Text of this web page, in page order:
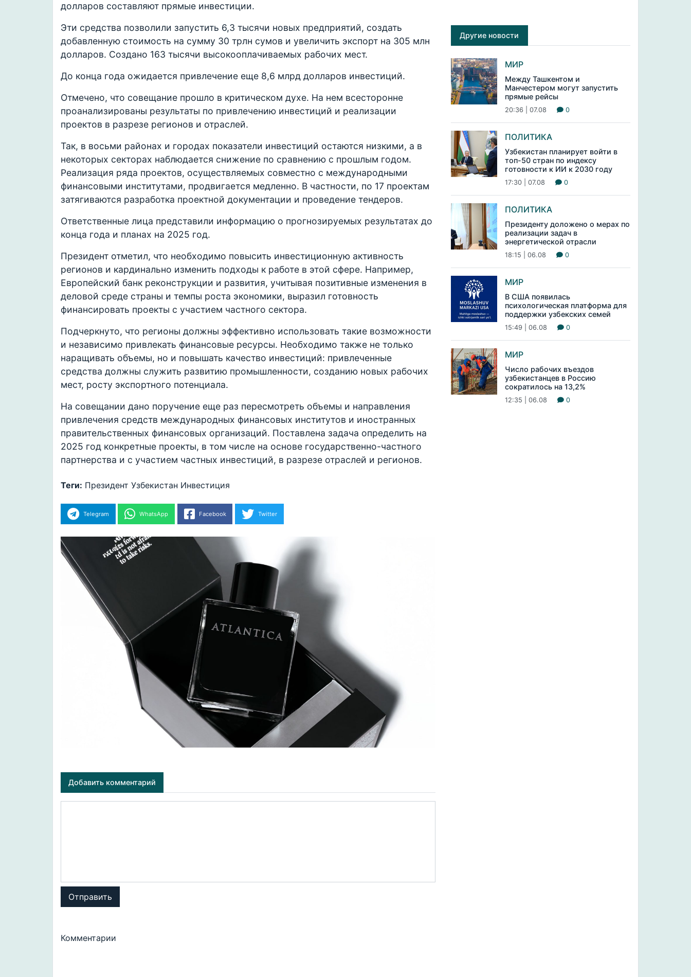
долларов составляют прямые инвестиции.
Эти средства позволили запустить 6,3 тысячи новых предприятий, создать
добавленную стоимость на сумму 30 трлн сумов и увеличить экспорт на 305 млн
долларов. Создано 163 тысячи высокооплачиваемых рабочих мест.
До конца года ожидается привлечение еще 8,6 млрд долларов инвестиций.
Отмечено, что совещание прошло в критическом духе. На нем всесторонне
проанализированы результаты по привлечению инвестиций и реализации
проектов в разрезе регионов и отраслей.
Так, в восьми районах и городах показатели инвестиций остаются низкими, а в
некоторых секторах наблюдается снижение по сравнению с прошлым годом.
Реализация ряда проектов, осуществляемых совместно с международными
финансовыми институтами, продвигается медленно. В частности, по 17 проектам
затягиваются разработка проектной документации и проведение тендеров.
Ответственные лица представили информацию о прогнозируемых результатах до
конца года и планах на 2025 год.
Президент отметил, что необходимо повысить инвестиционную активность
регионов и кардинально изменить подходы к работе в этой сфере. Например,
Европейский банк реконструкции и развития, учитывая позитивные изменения в
деловой среде страны и темпы роста экономики, выразил готовность
финансировать проекты с участием частного сектора.
Подчеркнуто, что регионы должны эффективно использовать такие возможности
и независимо привлекать финансовые ресурсы. Необходимо также не только
наращивать объемы, но и повышать качество инвестиций: привлеченные
средства должны служить развитию промышленности, созданию новых рабочих
мест, росту экспортного потенциала.
На совещании дано поручение еще раз пересмотреть объемы и направления
привлечения средств международных финансовых институтов и иностранных
правительственных финансовых организаций. Поставлена задача определить на
2025 год конкретные проекты, в том числе на основе государственно-частного
партнерства и с участием частных инвестиций, в разрезе отраслей и регионов.
Теги: Президент Узбекистан Инвестиция
Telegram WhatsApp Facebook Twitter
Добавить комментарий
Отправить
Комментарии
Другие новости
МИР
Между Ташкентом и
Манчестером могут запустить
прямые рейсы
20:36 | 07.08 0
ПОЛИТИКА
Узбекистан планирует войти в
топ-50 стран по индексу
готовности к ИИ к 2030 году
17:30 | 07.08 0
ПОЛИТИКА
Президенту доложено о мерах по
реализации задач в
энергетической отрасли
18:15 | 06.08 0
МИР
В США появилась
психологическая платформа для
поддержки узбекских семей
15:49 | 06.08 0
МИР
Число рабочих въездов
узбекистанцев в Россию
сократилось на 13,2%
12:35 | 06.08 0